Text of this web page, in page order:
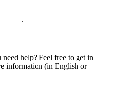
.
help? Feel free to get in
information (in English or